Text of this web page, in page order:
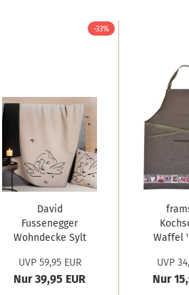
-33%
David
Fussenegger
Wohndecke Sylt
UVP 59,95 EUR
Nur 39,95 EUR
Waffel
UVP
Nur